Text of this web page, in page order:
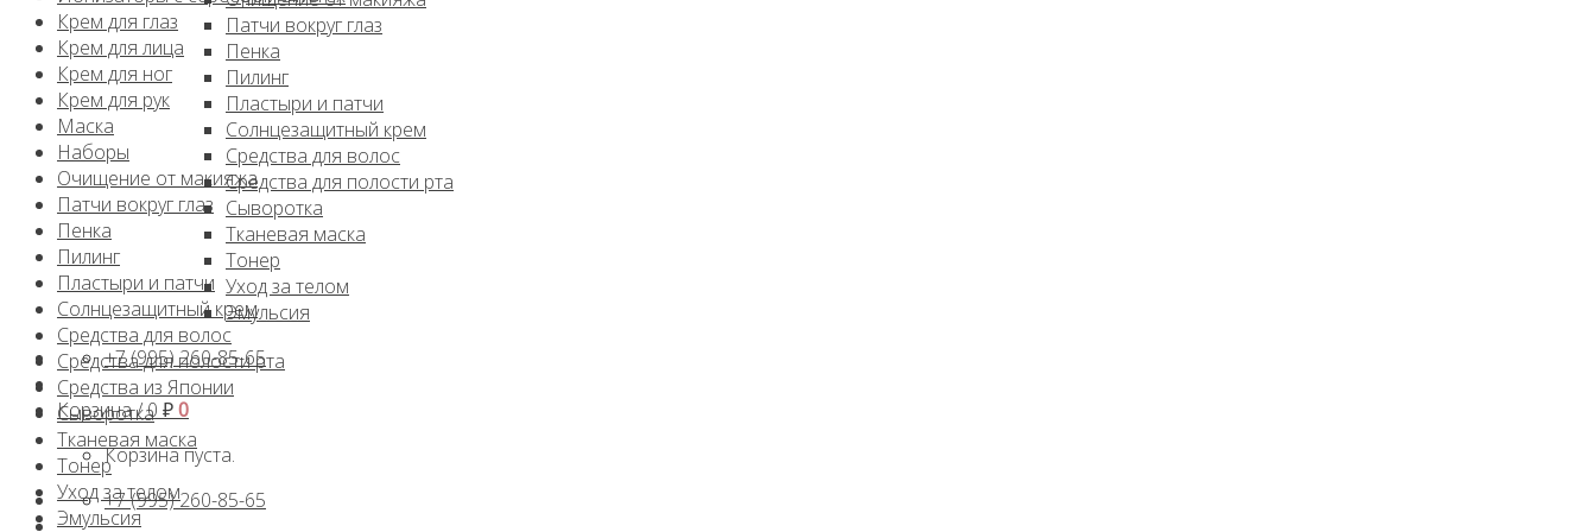
Патчи вокруг глаз
Пенка
Пилинг
Пластыри и патчи
Солнцезащитный крем
Средства для волос
Средства для полости рта
Сыворотка
Тканевая маска
Тонер
Уход за телом
Эмульсия
+7 (995) 260-85-65
Корзина /0 ₽0
Корзина пуста.
+7 (995) 260-85-65
Крем для глаз
Крем для лица
Крем для ног
Крем для рук
Маска
Наборы
Очищение от макияжа
Патчи вокруг глаз
Пенка
Пилинг
Пластыри и патчи
Солнцезащитный крем
Средства для волос
Средства для полости рта
Средства из Японии
Сыворотка
Тканевая маска
Тонер
Уход за телом
Эмульсия